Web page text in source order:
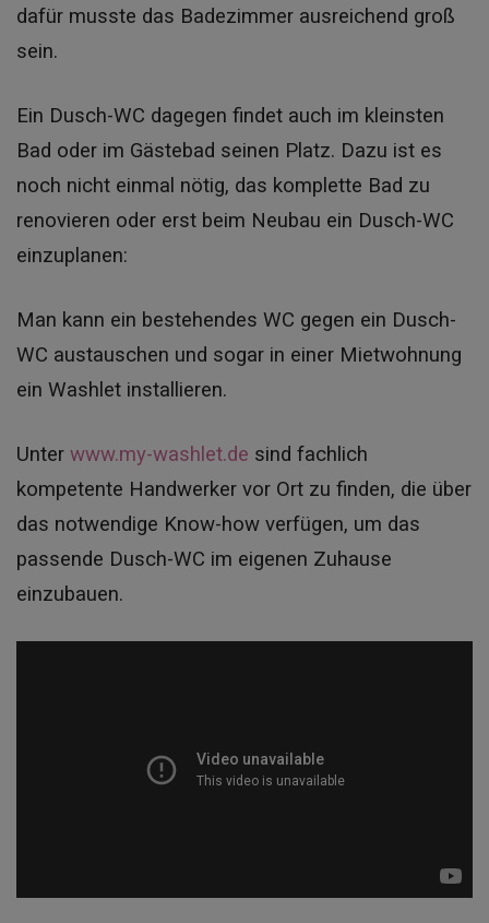
dafür musste das Badezimmer ausreichend groß
sein.
Ein Dusch-WC dagegen findet auch im kleinsten
Bad oder im Gästebad seinen Platz. Dazu ist es
noch nicht einmal nötig, das komplette Bad zu
renovieren oder erst beim Neubau ein Dusch-WC
einzuplanen:
Man kann ein bestehendes WC gegen ein Dusch-
WC austauschen und sogar in einer Mietwohnung
ein Washlet installieren.
Unter www.my-washlet.de sind fachlich
kompetente Handwerker vor Ort zu finden, die über
das notwendige Know-how verfügen, um das
passende Dusch-WC im eigenen Zuhause
einzubauen.